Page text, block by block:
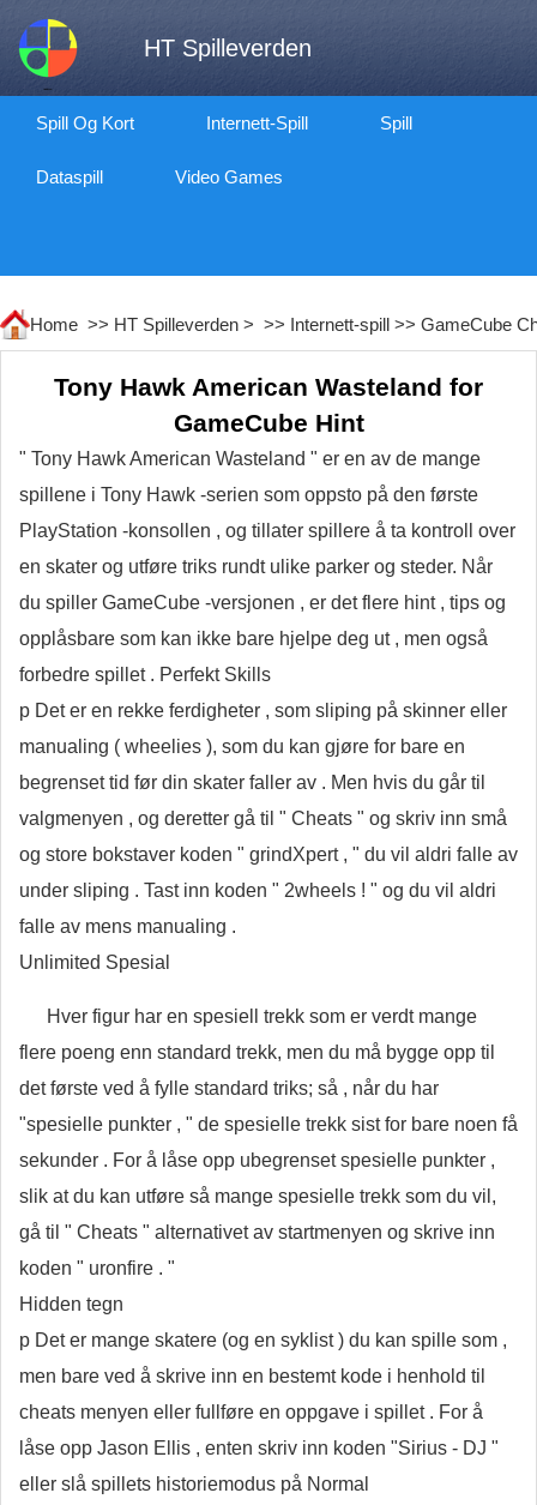
HT Spilleverden
Spill Og Kort Internett-Spill Spill
Dataspill Video Games
Home >> HT Spilleverden > >> Internett-spill >> GameCube
Tony Hawk American Wasteland for
GameCube Hint
" Tony Hawk American Wasteland " er en av de mange
spillene i Tony Hawk -serien som oppsto på den første
PlayStation -konsollen , og tillater spillere å ta kontroll over
en skater og utføre triks rundt ulike parker og steder. Når
du spiller GameCube -versjonen , er det flere hint , tips og
opplåsbare som kan ikke bare hjelpe deg ut , men også
forbedre spillet . Perfekt Skills
p Det er en rekke ferdigheter , som sliping på skinner eller
manualing ( wheelies ), som du kan gjøre for bare en
begrenset tid før din skater faller av . Men hvis du går til
valgmenyen , og deretter gå til " Cheats " og skriv inn små
og store bokstaver koden " grindXpert , " du vil aldri falle av
under sliping . Tast inn koden " 2wheels ! " og du vil aldri
falle av mens manualing .
Unlimited Spesial
Hver figur har en spesiell trekk som er verdt mange
flere poeng enn standard trekk, men du må bygge opp til
det første ved å fylle standard triks; så , når du har
"spesielle punkter , " de spesielle trekk sist for bare noen få
sekunder . For å låse opp ubegrenset spesielle punkter ,
slik at du kan utføre så mange spesielle trekk som du vil,
gå til " Cheats " alternativet av startmenyen og skrive inn
koden " uronfire . "
Hidden tegn
p Det er mange skatere (og en syklist ) du kan spille som ,
men bare ved å skrive inn en bestemt kode i henhold til
cheats menyen eller fullføre en oppgave i spillet . For å
låse opp Jason Ellis , enten skriv inn koden "Sirius - DJ "
eller slå spillets historiemodus på Normal